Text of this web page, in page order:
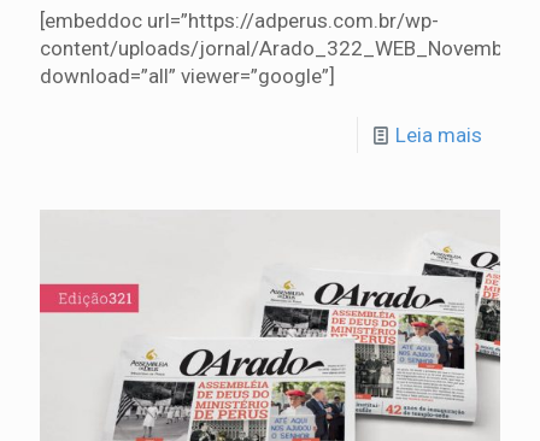
[embeddoc url=”https://adperus.com.br/wp-
content/uploads/jornal/
download=”all” viewer=”google”]
Leia mais